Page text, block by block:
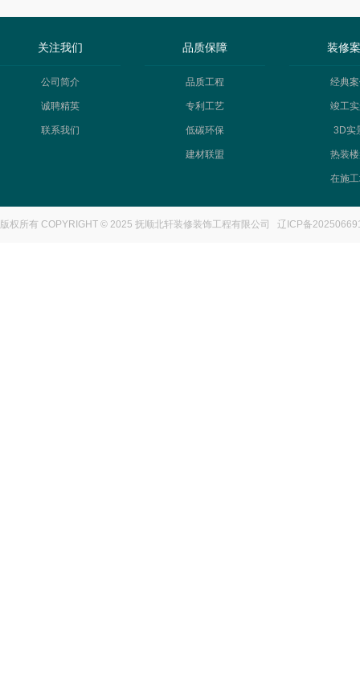
关注我们
公司简介
诚聘精英
联系我们
品质保障
品质工程
专利工艺
低碳环保
建材联盟
装修
经典
竣工
3D实
热装
在施
版权所有 COPYRIGHT © 2025 抚顺北轩装修装饰工程有限公司 辽ICP备